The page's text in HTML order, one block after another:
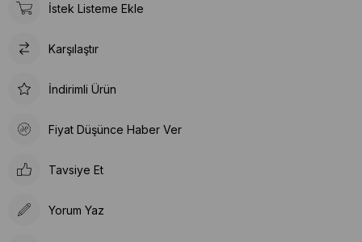
İstek Listeme Ekle
Karşılaştır
İndirimli Ürün
Fiyat Düşünce Haber Ver
Tavsiye Et
Yorum Yaz